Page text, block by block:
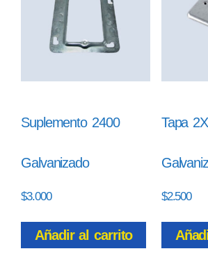
Suplemento 2400
Galvanizado
$3.000
Añadir al carrito
Tapa
$2.500